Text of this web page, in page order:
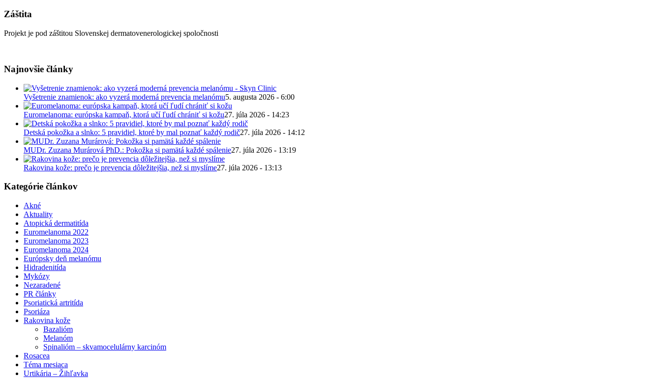
Záštita
Projekt je pod záštitou Slovenskej dermatovenerologickej spoločnosti
Najnovšie články
Vyšetrenie znamienok: ako vyzerá moderná prevencia melanómu5. augusta 2026 - 6:00
Euromelanoma: európska kampaň, ktorá učí ľudí chrániť si kožu27. júla 2026 - 14:23
Detská pokožka a slnko: 5 pravidiel, ktoré by mal poznať každý rodič27. júla 2026 - 14:12
MUDr. Zuzana Murárová PhD.: Pokožka si pamätá každé spálenie27. júla 2026 - 13:19
Rakovina kože: prečo je prevencia dôležitejšia, než si myslíme27. júla 2026 - 13:13
Kategórie článkov
Akné
Aktuality
Atopická dermatitída
Euromelanoma 2022
Euromelanoma 2023
Euromelanoma 2024
Európsky deň melanómu
Hidradenitída
Mykózy
Nezaradené
PR články
Psoriatická artritída
Psoriáza
Rakovina kože
Bazalióm
Melanóm
Spinalióm – skvamocelulárny karcinóm
Rosacea
Téma mesiaca
Urtikária – Žihľavka